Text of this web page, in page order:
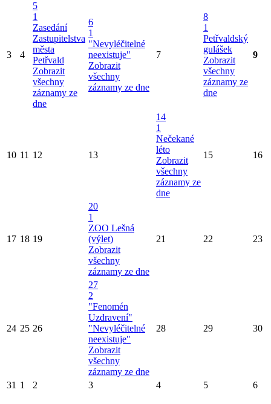
3 4
5
1
Zasedání
Zastupitelstva
města
Petřvald
Zobrazit
všechny
záznamy ze
dne
6
1
"Nevyléčitelné
neexistuje"
Zobrazit
všechny
záznamy ze dne
7
8
1
Petřvaldský
gulášek
Zobrazit
všechny
záznamy ze
dne
9
10 11 12 13
14
1
Nečekané
léto
Zobrazit
všechny
záznamy ze
dne
15 16
17 18 19
20
1
ZOO Lešná
(výlet)
Zobrazit
všechny
záznamy ze dne
21 22 23
24 25 26
27
2
"Fenomén
Uzdravení"
"Nevyléčitelné
neexistuje"
Zobrazit
všechny
záznamy ze dne
28 29 30
31 1 2 3 4 5 6